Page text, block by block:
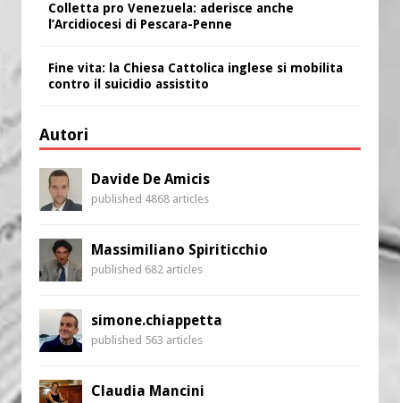
Colletta pro Venezuela: aderisce anche
l’Arcidiocesi di Pescara-Penne
Fine vita: la Chiesa Cattolica inglese si mobilita
contro il suicidio assistito
Autori
Davide De Amicis
published 4868 articles
Massimiliano Spiriticchio
published 682 articles
simone.chiappetta
published 563 articles
Claudia Mancini